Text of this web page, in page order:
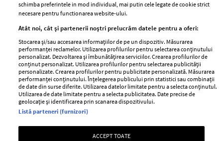
GSP
Unica
Baby
Retete
femei
Viva
Avantaje
Retete practice
Pariază responsabil! Decizia ONJN nr. 821/25.09.2025.
Jocurile de noroc sunt interzise minorilor.
schimba preferintele in mod individual, mai putin cele legate de cookie strict
necesare pentru functionarea website-ului.
Atât noi, cât și partenerii noștri prelucrăm datele pentru a oferi:
Stocarea și/sau accesarea informațiilor de pe un dispozitiv. Măsurarea
performanței reclamelor. Utilizarea profilurilor pentru selectarea conținutului
personalizat. Dezvoltarea și îmbunătățirea serviciilor. Crearea profilurilor de
conținut personalizat. Utilizarea profilurilor pentru selectarea publicității
personalizate. Crearea profilurilor pentru publicitate personalizată. Măsurarea
performanței conținutului. Înțelegerea publicului prin statistici sau combinații
de date din surse diferite. Utilizarea datelor limitate pentru a selecta conținutul.
Utilizarea de date limitate pentru a selecta publicitatea. Date precise de
geolocație și identificarea prin scanarea dispozitivului.
Listă parteneri (furnizori)
ACCEPT TOATE